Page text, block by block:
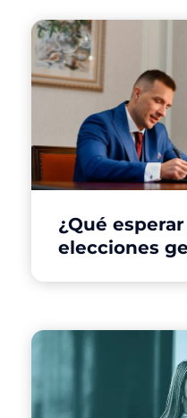
¿Qué
elecciones